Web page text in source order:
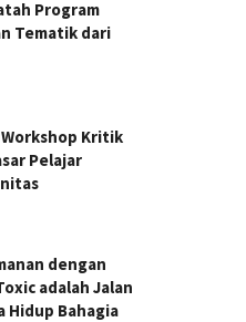
Program
Tematik dari
Workshop Kritik
Pelajar
dengan
adalah Jalan
Hidup Bahagia